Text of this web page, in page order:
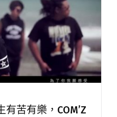
有苦有樂，COM’Z